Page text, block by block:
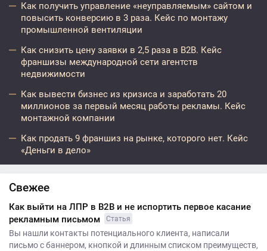
Как получить управление «неуправляемым» сайтом и
повысить конверсию в 3 раза. Кейс по монтажу
промышленной вентиляции
Как снизить цену заявки в 2,5 раза в B2B. Кейс
франшизы международной сети агентств
недвижимости
Как вывести бизнес из кризиса и заработать 20
миллионов за первый месяц работы рекламы. Кейс
монтажной компании
Как продать 9 франшиз на рынке, которого нет. Кейс
«Деньги в дело»
Свежее
Как выйти на ЛПР в B2B и не испортить первое касание
рекламным письмом
Статья
Вы нашли контакты потенциального клиента, написали
письмо с баннером, кнопкой и длинным списком преимуществ,